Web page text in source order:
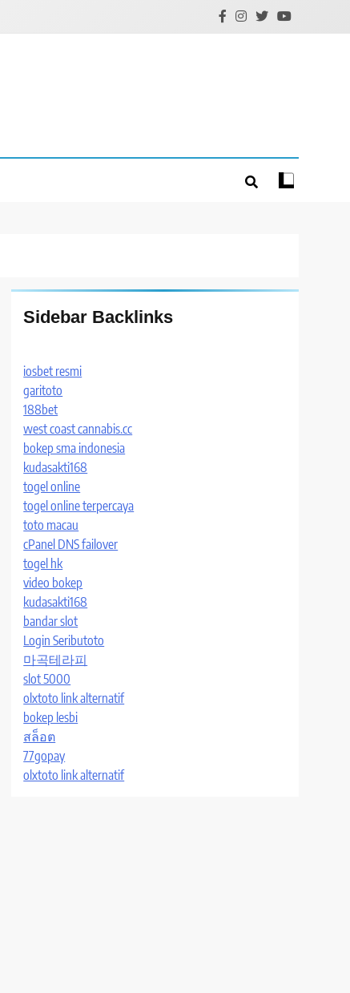
Sidebar Backlinks
iosbet resmi
garitoto
188bet
west coast cannabis.cc
bokep sma indonesia
kudasakti168
togel online
togel online terpercaya
toto macau
cPanel DNS failover
togel hk
video bokep
kudasakti168
bandar slot
Login Seributoto
마곡테라피
slot 5000
olxtoto link alternatif
bokep lesbi
สล็อต
77gopay
olxtoto link alternatif